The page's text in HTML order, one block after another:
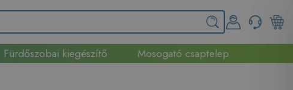
Fürdőszobai kiegészítő
Mosogató csaptelep